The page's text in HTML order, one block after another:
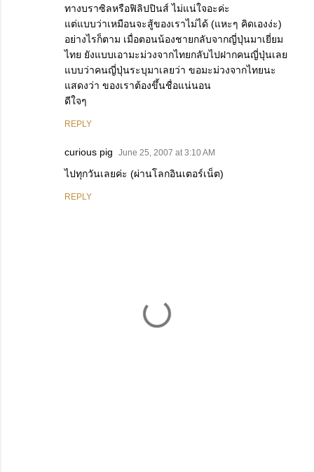
ทางบราซิลหรือฟิลิปปินส์ ไม่แน่ใจอะค่ะ
แต่แบบว่าเหมือนจะสู้ของเราไม่ได้ (แหะๆ คิดเองง่ะ)
อย่างไรก็ตาม เมื่อตอนน้องชายกลับจากญี่ปุ่นมาเยี่ยม
ไทย ยังแบบเอามะม่วงจากไทยกลับไปฝากคนญี่ปุ่นเลย
แบบว่าคนญี่ปุ่นระบุมาเลยว่า ขอมะม่วงจากไทยนะ
แสดงว่า ของเราต้องขึ้นชื่อแน่นอน
ดีใจๆ
REPLY
curious pig June 25, 2007 at 3:10 AM
ไปทุกวันเลยค่ะ (ผ่านโลกอินเตอร์เน็ต)
REPLY